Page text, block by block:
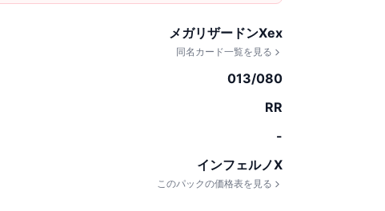
メガリザードンXex
同名カード一覧を見る
013/080
RR
-
インフェルノX
このパックの価格表を見る